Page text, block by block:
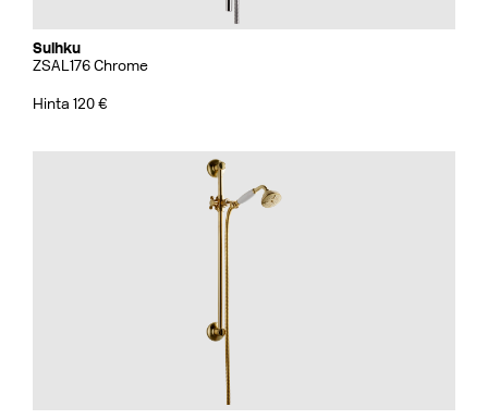
Suihku
ZSAL176 Chrome
Hinta 120 €